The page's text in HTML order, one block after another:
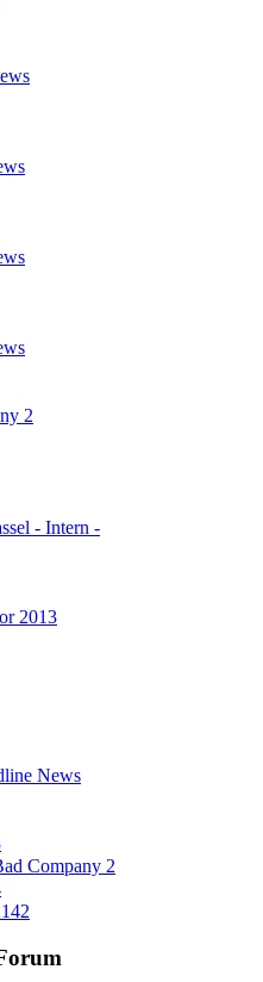
2
- Intern -
2013
News
Company 2